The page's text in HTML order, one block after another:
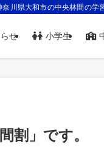
奈川県大和市の中央林間の学
せ 小学生
割」です。